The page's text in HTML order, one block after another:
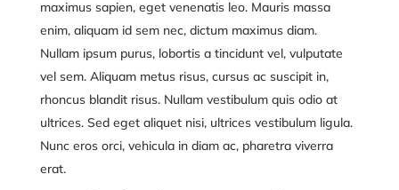
maximus sapien, eget venenatis leo. Mauris massa
enim, aliquam id sem nec, dictum maximus diam.
Nullam ipsum purus, lobortis a tincidunt vel, vulputate
vel sem. Aliquam metus risus, cursus ac suscipit in,
rhoncus blandit risus. Nullam vestibulum quis odio at
ultrices. Sed eget aliquet nisi, ultrices vestibulum ligula.
Nunc eros orci, vehicula in diam ac, pharetra viverra
erat.